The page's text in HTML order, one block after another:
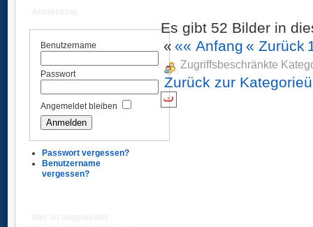
Benutzername
Passwort
Angemeldet bleiben
Passwort vergessen?
Benutzername
vergessen?
Es gibt 52 Bilder in
« «« Anfang « Zurück
Zugriffsbeschränkte
Zurück zur